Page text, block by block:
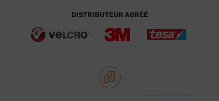
DISTRIBUTEUR AGRÉÉ